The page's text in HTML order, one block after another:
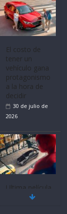
El costo de
tener un
vehículo gana
protagonismo
a la hora de
decidir
30 de julio de
2026
Ultima película
‘Spider‑Man: